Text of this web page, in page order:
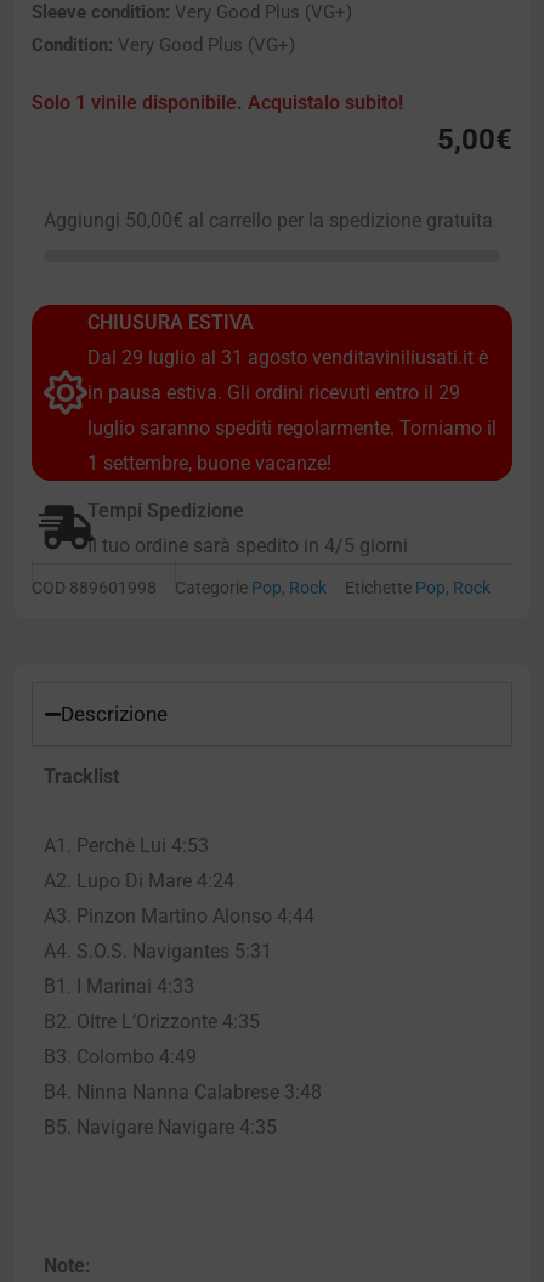
Sleeve condition: Very Good Plus (VG+)
Condition: Very Good Plus (VG+)
Solo 1 vinile disponibile. Acquistalo subito!
5,00€
Aggiungi 50,00€ al carrello per la spedizione gratuita
CHIUSURA ESTIVA
Dal 29 luglio al 31 agosto venditaviniliusati.it è
in pausa estiva. Gli ordini ricevuti entro il 29
luglio saranno spediti regolarmente. Torniamo il
1 settembre, buone vacanze!
Tempi Spedizione
Il tuo ordine sarà spedito in 4/5 giorni
COD 889601998 Categorie Pop, Rock Etichette Pop, Rock
Descrizione
Tracklist
A1. Perchè Lui 4:53
A2. Lupo Di Mare 4:24
A3. Pinzon Martino Alonso 4:44
A4. S.O.S. Navigantes 5:31
B1. I Marinai 4:33
B2. Oltre L’Orizzonte 4:35
B3. Colombo 4:49
B4. Ninna Nanna Calabrese 3:48
B5. Navigare Navigare 4:35
Note: